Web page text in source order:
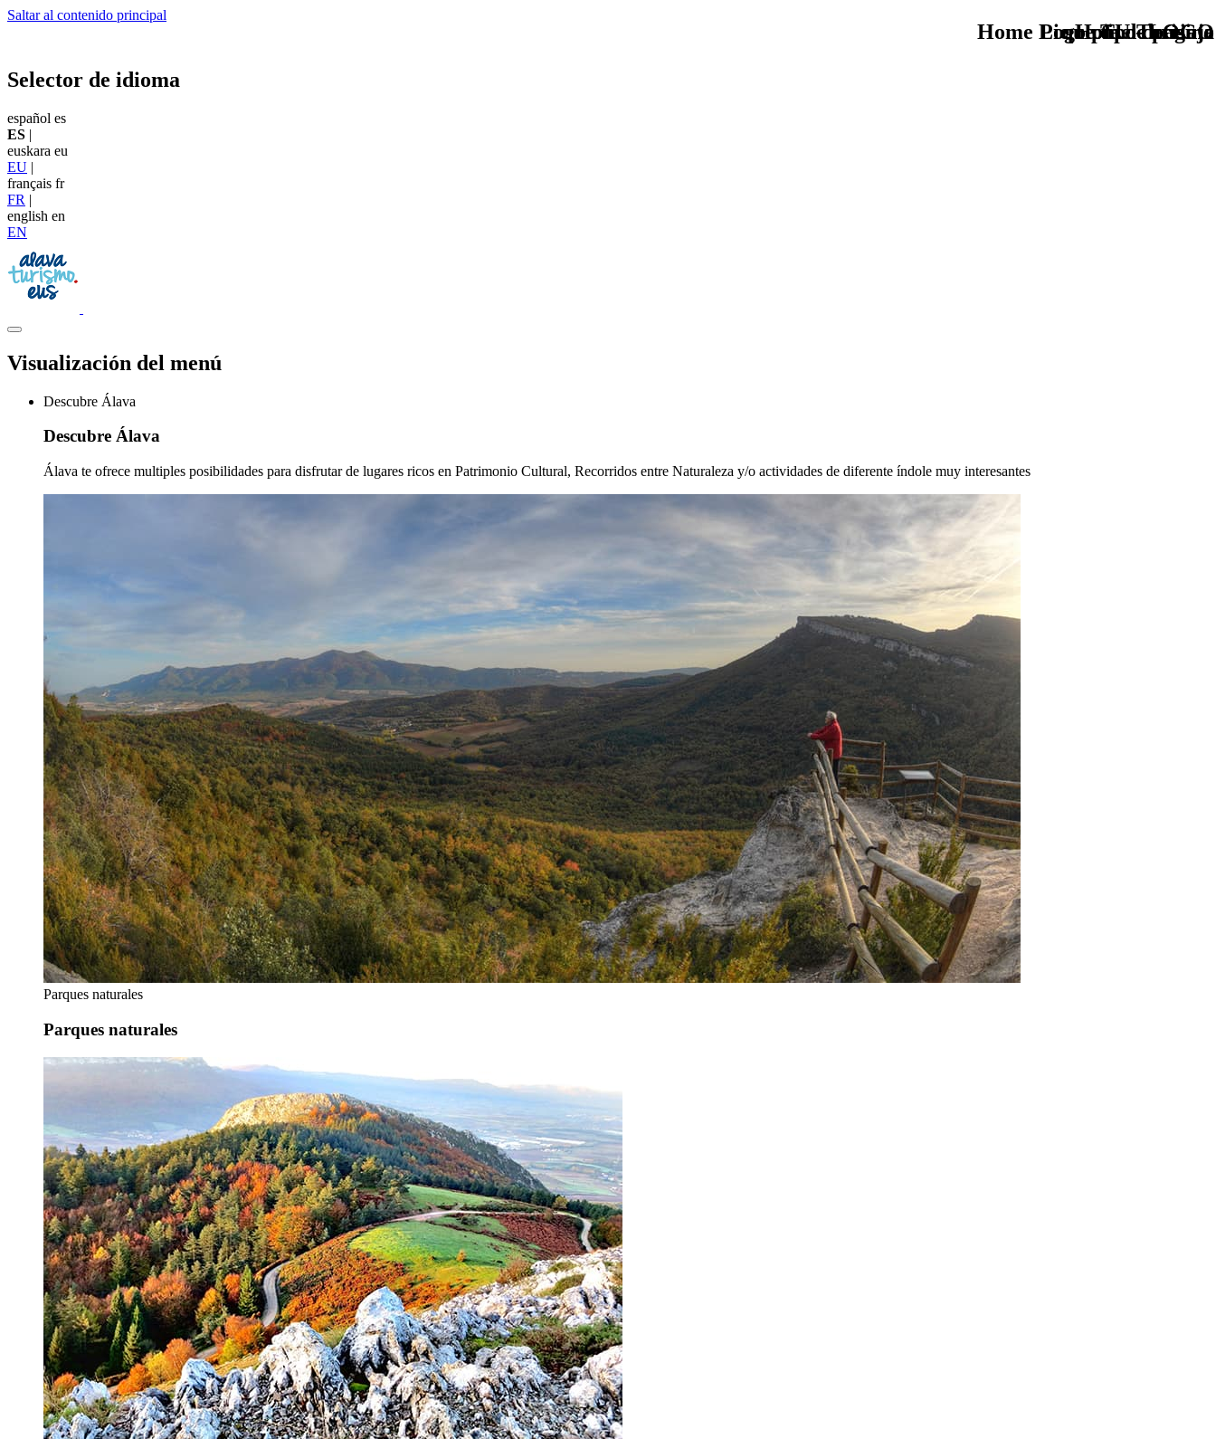
Saltar al contenido principal
TU - LOGO
Selector de idioma
español es
ES |
euskara eu
EU |
français fr
FR |
english en
EN
Visualización del menú
Descubre Álava
Descubre Álava
Álava te ofrece multiples posibilidades para disfrutar de lugares ricos en Patrimonio Cultural, Recorridos entre Naturaleza y/o actividades de diferente índole muy interesantes
Parques naturales
Parques naturales
que tipo de viaje
Home Logo pie de página
Pie Home Turismo